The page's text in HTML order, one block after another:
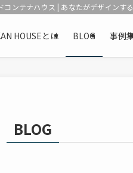
コンテナハウス | あなたがデザインす
HOUSEとは BLOG 事例
BLOG